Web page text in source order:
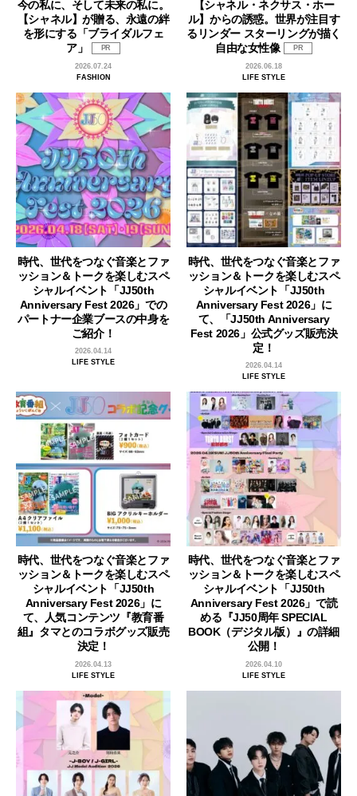
今の私に、そして未来の私に。
【シャネル】が贈る、永遠の絆
を形にする「ブライダルフェ
ア」
PR
2026.07.24
FASHION
【シャネル・ネクサス・ホー
ル】からの誘惑。世界が注目す
るリンダー スターリングが描く
自由な女性像
PR
2026.06.18
LIFE STYLE
時代、世代をつなぐ音楽とファ
ッション＆トークを楽しむスペ
シャルイベント「JJ50th
Anniversary Fest 2026」での
パートナー企業ブースの中身を
ご紹介！
2026.04.14
LIFE STYLE
時代、世代をつなぐ音楽とファ
ッション＆トークを楽しむスペ
シャルイベント「JJ50th
Anniversary Fest 2026」に
て、「JJ50th Anniversary
Fest 2026」公式グッズ販売決
定！
2026.04.14
LIFE STYLE
時代、世代をつなぐ音楽とファ
ッション＆トークを楽しむスペ
シャルイベント「JJ50th
Anniversary Fest 2026」に
て、人気コンテンツ『教育番
組』タマとのコラボグッズ販売
決定！
2026.04.13
LIFE STYLE
時代、世代をつなぐ音楽とファ
ッション＆トークを楽しむスペ
シャルイベント「JJ50th
Anniversary Fest 2026」で読
める『JJ50周年 SPECIAL
BOOK（デジタル版）』の詳細
公開！
2026.04.10
LIFE STYLE